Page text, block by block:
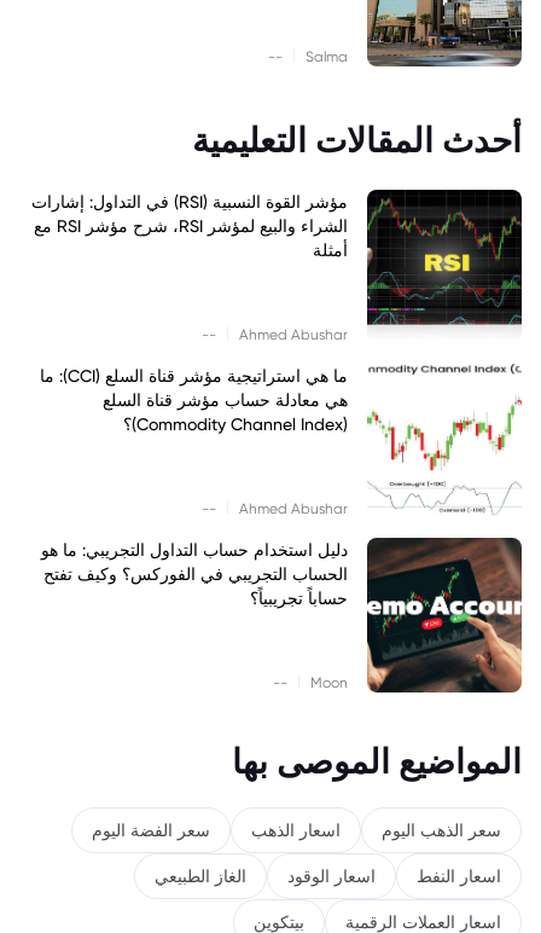
Salma
--
أحدث المقالات التعليمية
مؤشر القوة النسبية (RSI) في التداول: إشارات
الشراء والبيع لمؤشر RSI، شرح مؤشر RSI مع
أمثلة
Ahmed Abushar
--
ما هي استراتيجية مؤشر قناة السلع (CCI): ما
هي معادلة حساب مؤشر قناة السلع
(Commodity Channel Index)؟
Ahmed Abushar
--
دليل استخدام حساب التداول التجريبي: ما هو
الحساب التجريبي في الفوركس؟ وكيف تفتح
حساباً تجريبياً؟
Moon
--
المواضيع الموصى بها
سعر الذهب اليوم اسعار الذهب سعر الفضة اليوم
اسعار النفط اسعار الوقود الغاز الطبيعي
اسعار العملات الرقمية بيتكوين